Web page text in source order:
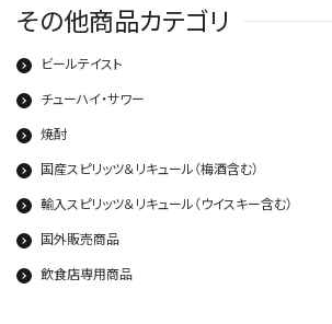
その他商品カテゴリ
ビールテイスト
チューハイ・サワー
焼酎
国産スピリッツ＆リキュール（梅酒含む）
輸入スピリッツ＆リキュール（ウイスキー含む）
国外販売商品
飲食店専用商品